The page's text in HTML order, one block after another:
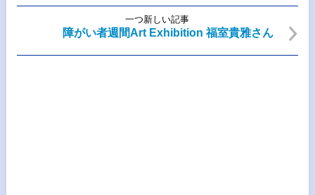
一つ新しい記事
障がい者週間Art Exhibition 福室貴雅さん